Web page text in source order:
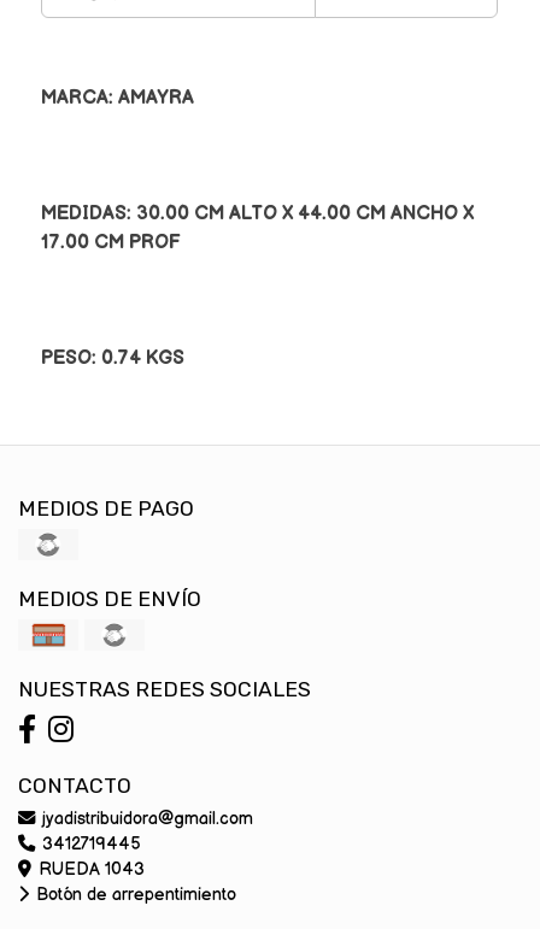
MARCA: AMAYRA
MEDIDAS: 30.00 CM ALTO X 44.00 CM ANCHO X
17.00 CM PROF
PESO: 0.74 KGS
MEDIOS DE PAGO
MEDIOS DE ENVÍO
NUESTRAS REDES SOCIALES
CONTACTO
jyadistribuidora@gmail.com
3412719445
RUEDA 1043
Botón de arrepentimiento